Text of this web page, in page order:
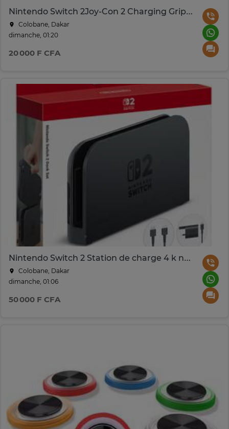
Nintendo Switch 2Joy-Con 2 Charging Grip Noir Transparent
Colobane, Dakar
dimanche, 01:20
20 000 F CFA
Nintendo Switch 2 Station de charge 4 k noir rapide
Colobane, Dakar
dimanche, 01:06
50 000 F CFA